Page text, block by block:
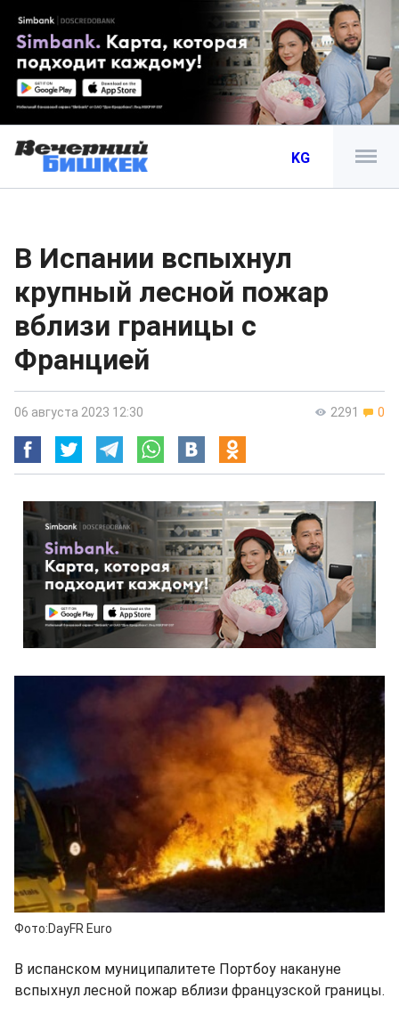
KG
В Испании вспыхнул
крупный лесной пожар
вблизи границы с
Францией
2291 0
06 августа 2023 12:30
Фото:DayFR Euro
В испанском муниципалитете Портбоу накануне
вспыхнул лесной пожар вблизи французской границы.